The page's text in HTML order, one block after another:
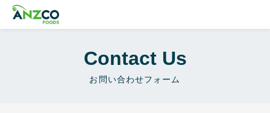
Contact Us
お問い合わせフォーム